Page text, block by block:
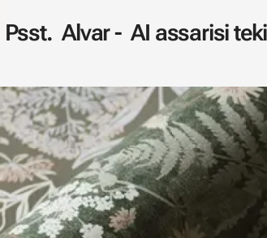
Psst. Alvar - AI assarisi